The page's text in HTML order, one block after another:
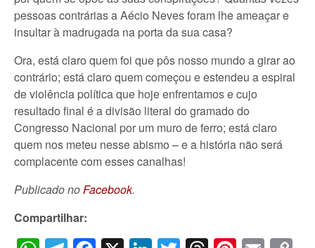
pessoas contrárias a Aécio Neves foram lhe ameaçar e
insultar à madrugada na porta da sua casa?
Ora, está claro quem foi que pôs nosso mundo a girar ao
contrário; está claro quem começou e estendeu a espiral
de violência política que hoje enfrentamos e cujo
resultado final é a divisão literal do gramado do
Congresso Nacional por um muro de ferro; está claro
quem nos meteu nesse abismo – e a história não será
complacente com esses canalhas!
Publicado noFacebook.
Compartilhar: